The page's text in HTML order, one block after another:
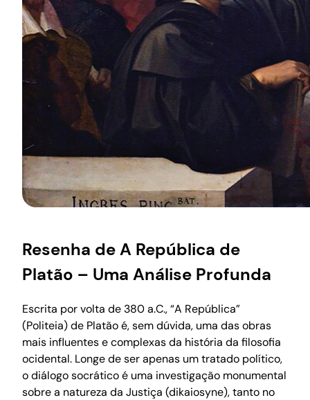
Resenha de A República de
Platão – Uma Análise Profunda
Escrita por volta de 380 a.C., “A República”
(Politeia) de Platão é, sem dúvida, uma das obras
mais influentes e complexas da história da filosofia
ocidental. Longe de ser apenas um tratado político,
o diálogo socrático é uma investigação monumental
sobre a natureza da Justiça (dikaiosyne), tanto no